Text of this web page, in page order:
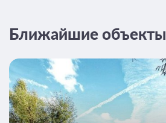
Ближайшие объекты